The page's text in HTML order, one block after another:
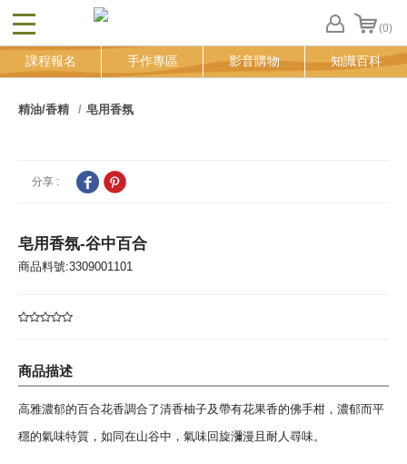
CLOSE (0)
FB
登
課程報名 手作專區 影音購物 知識百科
精油/香精 皂用香氛
分享 :
皂用香氛-谷中百合
商品料號:3309001101
商品描述
高雅濃郁的百合花香調合了清香柚子及帶有花果香的佛手柑，濃郁而平
穩的氣味特質，如同在山谷中，氣味回旋瀰漫且耐人尋味。